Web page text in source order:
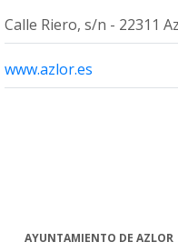
Calle Riero, s/n - 22311
www.azlor.es
AYUNTAMIENTO DE AZLOR